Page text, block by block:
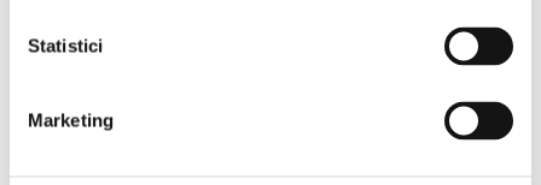
Statistici
Marketing